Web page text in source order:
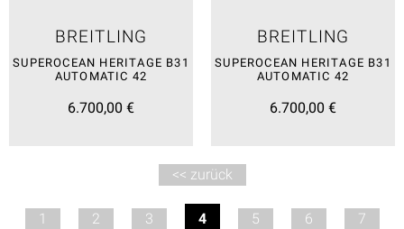
BREITLING
SUPEROCEAN HERITAGE B31
AUTOMATIC 42
6.700,00 €
BREITLING
SUPEROCEAN HERITAGE B31
AUTOMATIC 42
6.700,00 €
<< zurück
1 2 3 4 5 6 7